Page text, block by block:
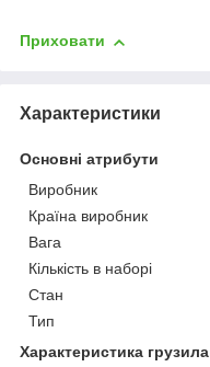
Приховати
Характеристики
Основні атрибути
Виробник
Країна виробник
Вага
Кількість в наборі
Стан
Тип
Характеристика грузила